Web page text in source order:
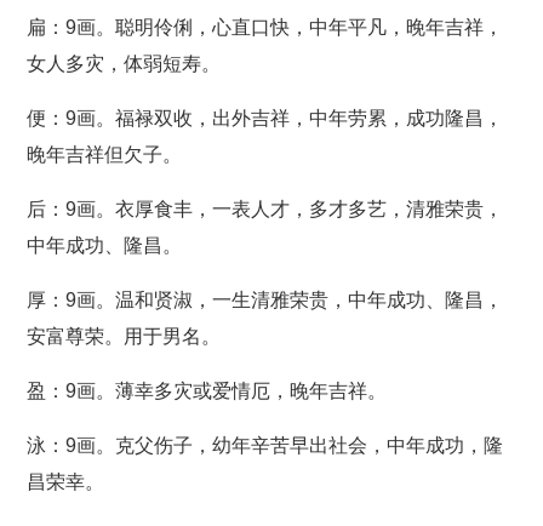
扁：9画。聪明伶俐，心直口快，中年平凡，晚年吉祥，
女人多灾，体弱短寿。
便：9画。福禄双收，出外吉祥，中年劳累，成功隆昌，
晚年吉祥但欠子。
后：9画。衣厚食丰，一表人才，多才多艺，清雅荣贵，
中年成功、隆昌。
厚：9画。温和贤淑，一生清雅荣贵，中年成功、隆昌，
安富尊荣。用于男名。
盈：9画。薄幸多灾或爱情厄，晚年吉祥。
泳：9画。克父伤子，幼年辛苦早出社会，中年成功，隆
昌荣幸。